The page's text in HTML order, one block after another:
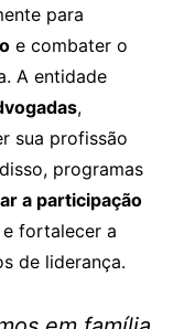
para
e combater o
A entidade
,
sua profissão
programas
a participação
fortalecer a
de liderança.